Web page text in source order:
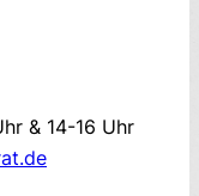
& 14-16 Uhr